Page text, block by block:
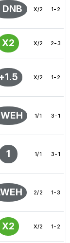
DNB X/2 1-2
X2 X/2 2-3
X/2 1-2
1/1 3-1
1 1/1 3-1
2/2 1-3
X2 X/2 1-2